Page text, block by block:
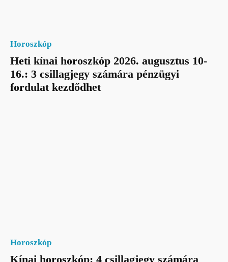
Horoszkóp
Heti kínai horoszkóp 2026. augusztus 10-
16.: 3 csillagjegy számára pénzügyi
fordulat kezdődhet
Horoszkóp
Kínai horoszkóp: 4 csillagjegy számára